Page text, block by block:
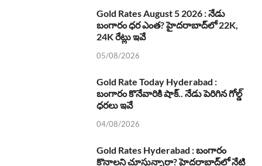
Gold Rates August 5 2026 : నేడు
బంగారం ధర ఎంత? హైదరాబాద్‌లో 22K,
24K రేట్లు ఇవే
05/08/2026
Gold Rate Today Hyderabad :
బంగారం కొనేవారికి షాక్.. నేడు పెరిగిన గోల్డ్
ధరలు ఇవే
04/08/2026
Gold Rates Hyderabad : బంగారం
కొనాలని చూస్తున్నారా? హైదరాబాద్‌లో నేటి